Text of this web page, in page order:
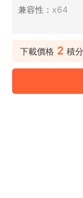
兼容性： x64
下載價格 2 積